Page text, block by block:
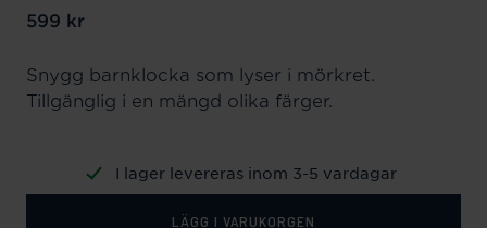
Pris :599 kr
599 kr
Snygg barnklocka som lyser i mörkret.
Tillgänglig i en mängd olika färger.
I lager levereras inom 3-5 vardagar
LÄGG I VARUKORGEN